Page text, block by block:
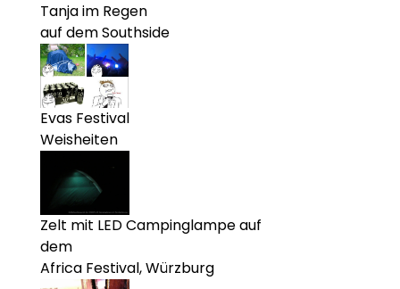
Tanja im Regen
auf dem Southside
Evas Festival
Weisheiten
Zelt mit LED Campinglampe auf
dem
Africa Festival, Würzburg